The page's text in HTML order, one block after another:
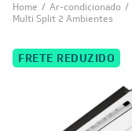
Home / Ar-condicionado /
Multi Split 2 Ambientes
FRETE REDUZIDO